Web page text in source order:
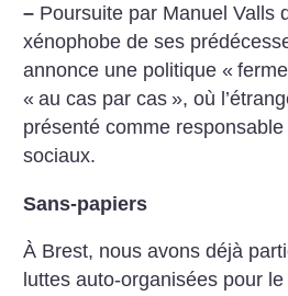
– Poursuite par Manuel Valls
xénophobe de ses
annonce une politique « ferme
« au cas par cas », où
présenté comme
sociaux.
Sans-papiers
À Brest, nous avons déjà
luttes auto-organisées pour